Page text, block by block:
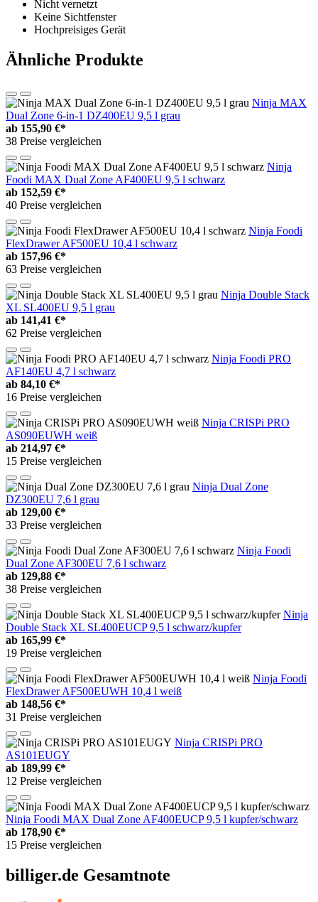
Nicht vernetzt
Keine Sichtfenster
Hochpreisiges Gerät
Ähnliche Produkte
Ninja MAX
Dual Zone 6-in-1 DZ400EU 9,5 l grau
ab 155,90 €*
38 Preise vergleichen
Ninja
Foodi MAX Dual Zone AF400EU 9,5 l schwarz
ab 152,59 €*
40 Preise vergleichen
Ninja Foodi
FlexDrawer AF500EU 10,4 l schwarz
ab 157,96 €*
63 Preise vergleichen
Ninja Double Stack
XL SL400EU 9,5 l grau
ab 141,41 €*
62 Preise vergleichen
Ninja Foodi PRO
AF140EU 4,7 l schwarz
ab 84,10 €*
16 Preise vergleichen
Ninja CRISPi PRO
AS090EUWH weiß
ab 214,97 €*
15 Preise vergleichen
Ninja Dual Zone
DZ300EU 7,6 l grau
ab 129,00 €*
33 Preise vergleichen
Ninja Foodi
Dual Zone AF300EU 7,6 l schwarz
ab 129,88 €*
38 Preise vergleichen
Ninja
Double Stack XL SL400EUCP 9,5 l schwarz/kupfer
ab 165,99 €*
19 Preise vergleichen
Ninja Foodi
FlexDrawer AF500EUWH 10,4 l weiß
ab 148,56 €*
31 Preise vergleichen
Ninja CRISPi PRO
AS101EUGY
ab 189,99 €*
12 Preise vergleichen
Ninja Foodi MAX Dual Zone AF400EUCP 9,5 l kupfer/schwarz
ab 178,90 €*
15 Preise vergleichen
billiger.de Gesamtnote